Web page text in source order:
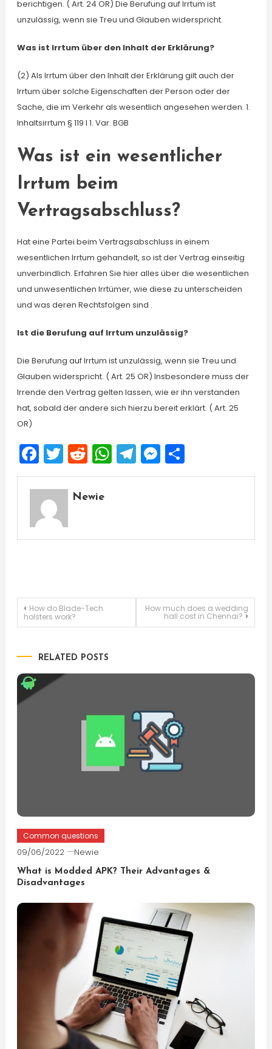
berichtigen. ( Art. 24 OR) Die Berufung auf Irrtum ist
unzulässig, wenn sie Treu und Glauben widerspricht.
Was ist Irrtum über den Inhalt der Erklärung?
(2) Als Irrtum über den Inhalt der Erklärung gilt auch der
Irrtum über solche Eigenschaften der Person oder der
Sache, die im Verkehr als wesentlich angesehen werden. 1.
Inhaltsirrtum § 119 I 1. Var. BGB
Was ist ein wesentlicher
Irrtum beim
Vertragsabschluss?
Hat eine Partei beim Vertragsabschluss in einem
wesentlichen Irrtum gehandelt, so ist der Vertrag einseitig
unverbindlich. Erfahren Sie hier alles über die wesentlichen
und unwesentlichen Irrtümer, wie diese zu unterscheiden
und was deren Rechtsfolgen sind .
Ist die Berufung auf Irrtum unzulässig?
Die Berufung auf Irrtum ist unzulässig, wenn sie Treu und
Glauben widerspricht. ( Art. 25 OR) Insbesondere muss der
Irrende den Vertrag gelten lassen, wie er ihn verstanden
hat, sobald der andere sich hierzu bereit erklärt. ( Art. 25
OR)
Facebook
Twitter
Reddit
WhatsApp
Telegram
Messenger
Share
Newie
Post
How do Blade-Tech
holsters work?
How much does a wedding
hall cost in Chennai?
RELATED POSTS
Common questions
09/06/2022 Newie
What is Modded APK? Their Advantages &
Disadvantages